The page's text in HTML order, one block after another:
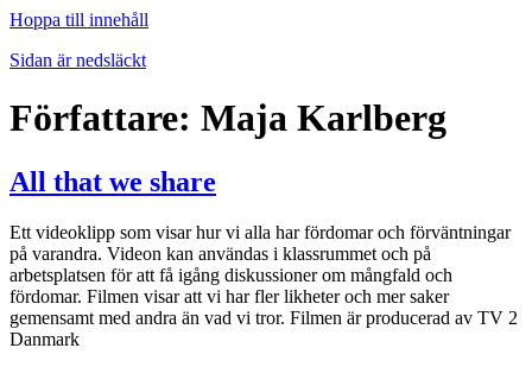
Hoppa till innehåll
Sidan är nedsläckt
Författare: Maja Karlberg
All that we share
Ett videoklipp som visar hur vi alla har fördomar och förväntningar
på varandra. Videon kan användas i klassrummet och på
arbetsplatsen för att få igång diskussioner om mångfald och
fördomar. Filmen visar att vi har fler likheter och mer saker
gemensamt med andra än vad vi tror. Filmen är producerad av TV 2
Danmark